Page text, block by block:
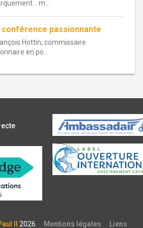
m...
conférence passionnante
Hottin, commissaire
en po...
II 2026 Mentions légales Liens